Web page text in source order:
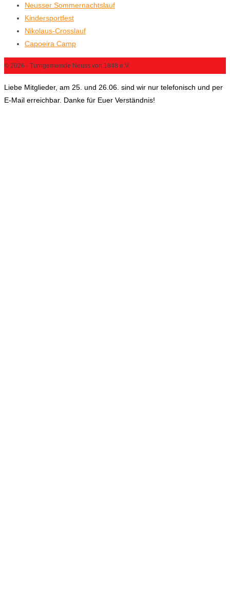
Neusser Sommernachtslauf
Kindersportfest
Nikolaus-Crosslauf
Capoeira Camp
© 2026 - Turngemeinde Neuss von 1848 e.V.
Liebe Mitglieder, am 25. und 26.06. sind wir nur telefonisch und per
E-Mail erreichbar. Danke für Euer Verständnis!